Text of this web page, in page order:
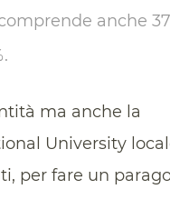
anche 37
ma anche la
University
per fare un